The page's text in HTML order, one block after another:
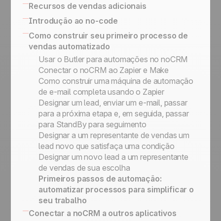
Nossa filosofia
Academia noCRM
após qualificação
Atividades
Ferramentas no-code integradas para
conectar seu sistema de informação
API simplificada para a implementação de
processos personalizados
Gatilhos e ações no-code
Recursos de vendas adicionais
SPIN Selling
Sales Expert Directory
Introdução ao no-code
Plataformas no-code
Como construir seu primeiro processo de
vendas automatizado
Usar o Butler para automações no noCRM
Conectar o noCRM ao Zapier e Make
Como construir uma máquina de automação
de e-mail completa usando o Zapier
Designar um lead, enviar um e-mail, passar
para a próxima etapa e, em seguida, passar
para StandBy para seguimento
Designar a um representante de vendas um
lead novo que satisfaça uma condição
Designar um novo lead a um representante
de vendas de sua escolha
Primeiros passos de automação:
automatizar processos para simplificar o
seu trabalho
Conectar a noCRM a outros aplicativos